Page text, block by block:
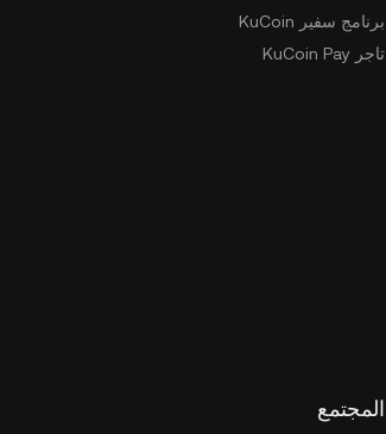
برنامج سفير KuCoin
تاجر KuCoin Pay
المجتمع